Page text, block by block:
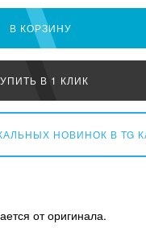
В КОРЗИНУ
В 1 КЛИК
НОВИНОК В TG
от оригинала.